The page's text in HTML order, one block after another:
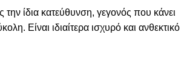
την ίδια κατεύθυνση, γεγονός που κάνει
Είναι ιδιαίτερα ισχυρό και ανθεκτικό